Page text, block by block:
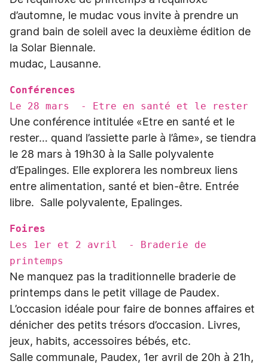
d’automne, le mudac vous invite à prendre un
grand bain de soleil avec la deuxième édition de
la Solar Biennale.
mudac, Lausanne.
Conférences
Le 28 mars - Etre en santé et le rester
Une conférence intitulée «Etre en santé et le
rester… quand l’assiette parle à l’âme», se tiendra
le 28 mars à 19h30 à la Salle polyvalente
d’Epalinges. Elle explorera les nombreux liens
entre alimentation, santé et bien-être. Entrée
libre. Salle polyvalente, Epalinges.
Foires
Les 1er et 2 avril - Braderie de
printemps
Ne manquez pas la traditionnelle braderie de
printemps dans le petit village de Paudex.
L’occasion idéale pour faire de bonnes affaires et
dénicher des petits trésors d’occasion. Livres,
jeux, habits, accessoires bébés, etc.
Salle communale, Paudex, 1er avril de 20h à 21h,